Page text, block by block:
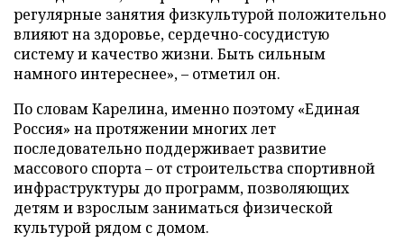
регулярные занятия физкультурой положительно
влияют на здоровье, сердечно-сосудистую
систему и качество жизни. Быть сильным
намного интереснее», – отметил он.
По словам Карелина, именно поэтому «Единая
Россия» на протяжении многих лет
последовательно поддерживает развитие
массового спорта – от строительства спортивной
инфраструктуры до программ, позволяющих
детям и взрослым заниматься физической
культурой рядом с домом.